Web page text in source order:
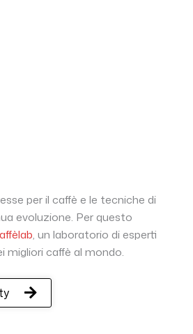
per il caffè e le tecniche di
evoluzione. Per questo
, un laboratorio di esperti
migliori caffè al mondo.